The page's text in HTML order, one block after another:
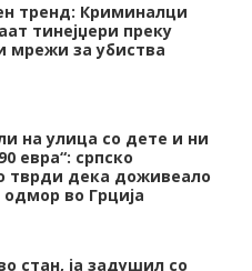
тренд: Криминалци
тинејџери преку
мрежи за убиства
на улица со дете и ни
евра“: српско
тврди дека доживеало
во Грција
стан, ја задушил со